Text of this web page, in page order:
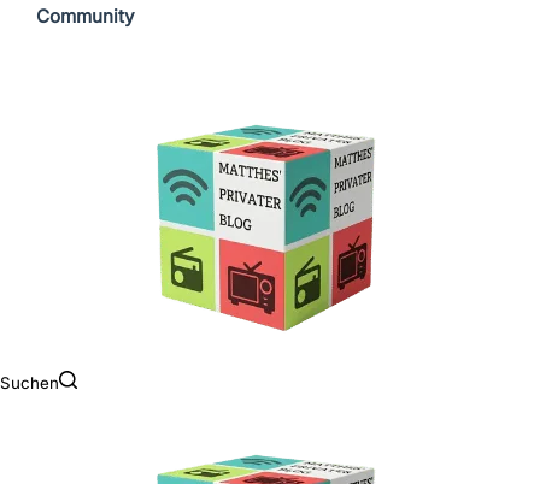
Community
Suchen